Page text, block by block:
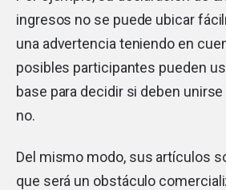
ingresos no se puede ubicar
una advertencia teniendo en
posibles participantes pueden
base para decidir si deben
no.
Del mismo modo, sus artículos
que será un obstáculo